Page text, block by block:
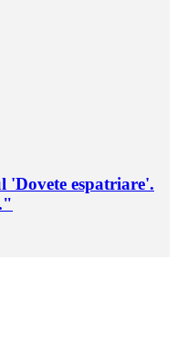
'Dovete espatriare'.